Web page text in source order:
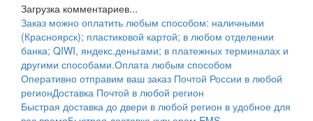
Загрузка комментариев...
Заказ можно оплатить любым способом: наличными
(Красноярск); пластиковой картой; в любом отделении
банка; QIWI, яндекс.деньгами; в платежных терминалах и
другими способами.Оплата любым способом
Оперативно отправим ваш заказ Почтой России в любой
регионДоставка Почтой в любой регион
Быстрая доставка до двери в любой регион в удобное для